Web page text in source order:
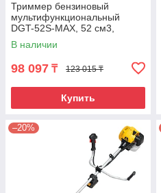
Триммер бензиновый
мультифункциональный
DGT-52S-MAX, 52 см3,
разъёмная штанга Denzel
В наличии
98 097 ₸ 123 015 ₸
Купить
–20%